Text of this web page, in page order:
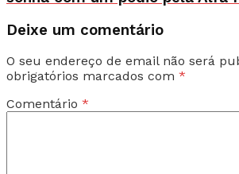
Deixe um comentário
O seu endereço de email não será
obrigatórios marcados com *
Comentário *